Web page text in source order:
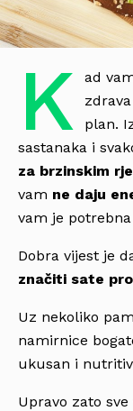
K
ad
plan.
sastanaka i
za brzinskim
vam ne daju
vam je
Dobra vijest je
značiti sate
Uz nekoliko
namirnice
ukusan i
Upravo zato